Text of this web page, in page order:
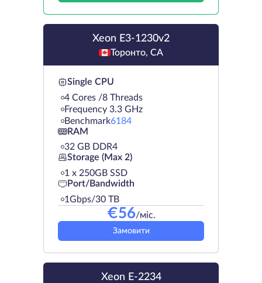
Xeon E3-1230v2
Торонто, CA
Single CPU
4 Cores /8 Threads
Frequency 3.3 GHz
Benchmark6184
RAM
32 GB DDR4
Storage (Max 2)
1 х 250GB SSD
Port/Bandwidth
1Gbps/30 TB
€56/міс.
Замовити
Xeon E-2234